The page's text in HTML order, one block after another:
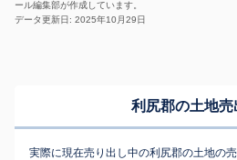
ール編集部が作成しています。
データ更新日: 2025年10月29日
利尻郡の土地売
実際に現在売り出し中の利尻郡の土地の